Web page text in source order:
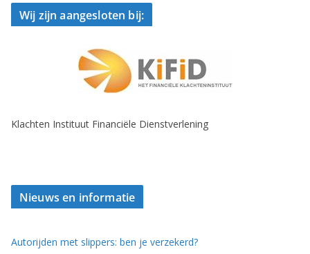
Wij zijn aangesloten bij:
Klachten Instituut Financiële Dienstverlening
Nieuws en informatie
Autorijden met slippers: ben je verzekerd?